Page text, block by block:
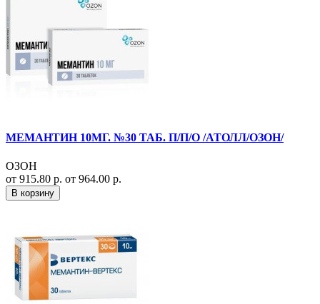
МЕМАНТИН 10МГ. №30 ТАБ. П/П/О /АТОЛЛ/ОЗОН/
ОЗОН
от 915.80 р. от 964.00 р.
В корзину